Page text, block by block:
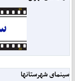
سینمای شهرستانها